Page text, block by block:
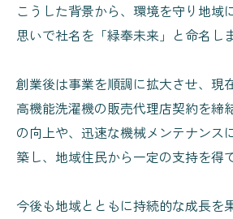
こうした背景から、環境を守り地域
思いで社名を「緑奉未来」と命名し
創業後は事業を順調に拡大させ、現
高機能洗濯機の販売代理店契約を締
の向上や、迅速な機械メンテナンス
築し、地域住民から一定の支持を得
今後も地域とともに持続的な成長を